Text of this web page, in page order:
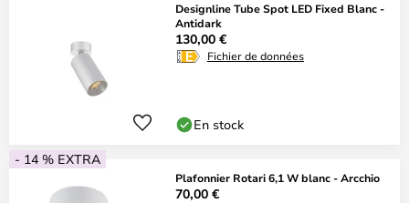
Designline Tube Spot LED Fixed Blanc -
Antidark
130,00 €
Fichier de données
En stock
- 14 % EXTRA
Plafonnier Rotari 6,1 W blanc - Arcchio
70,00 €